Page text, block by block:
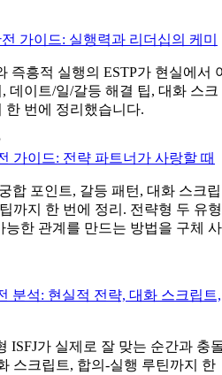
가이드: 실행력과 리더십의 케미
즉흥적 실행의 ESTP가 현실에서
데이트/일/갈등 해결 팁, 대화 스크
한 번에 정리했습니다.
가이드: 전략 파트너가 사랑할 때
합 포인트, 갈등 패턴, 대화 스크립
까지 한 번에 정리. 전략형 두 유형
능한 관계를 만드는 방법을 구체 사
분석: 현실적 전략, 대화 스크립트,
ISFJ가 실제로 잘 맞는 순간과 충
스크립트, 합의-실행 루틴까지 한